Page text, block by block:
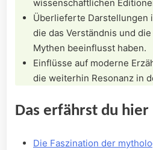
wissenschaftlichen
Überlieferte Darstellungen
die das Verständnis und
Mythen beeinflusst haben.
Einflüsse⁣ auf moderne
die weiterhin Resonanz ​in
Das erfährst‍ du hier
Die Faszination der